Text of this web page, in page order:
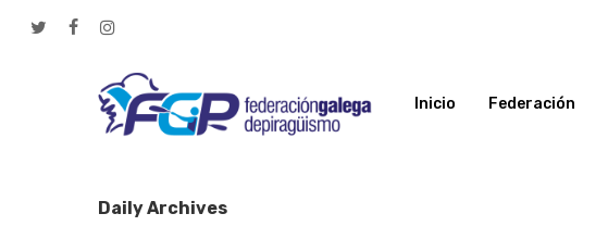
twitterfacebookinstagram
Inicio Federación
Daily Archives